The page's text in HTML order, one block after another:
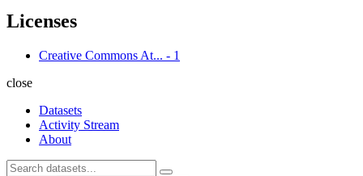
Licenses
Creative Commons At... - 1
close
Datasets
Activity Stream
About